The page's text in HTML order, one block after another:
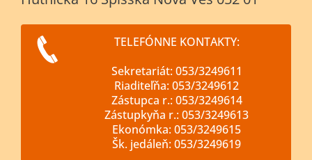
TELEFÓNNE KONTAKTY:
Sekretariát: 053/3249611
Riaditeľňa: 053/3249612
Zástupca r.: 053/3249614
Zástupkyňa r.: 053/3249613
Ekonómka: 053/3249615
Šk. jedáleň: 053/3249619